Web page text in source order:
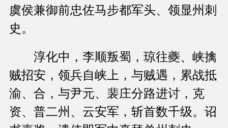
虞侯兼御前忠佐马步都军头、领显州刺
史。
淳化中，李顺叛蜀，琼往夔、峡擒
贼招安，领兵自峡上，与贼遇，累战抵
渝、合，与尹元、裴庄分路进讨，克
资、普二州、云安军，斩首数千级。诏